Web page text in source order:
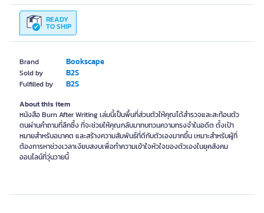
Brand Bookscape
Sold by B2S
Fulfilled by B2S
READY
TO SHIP
About this item
หนังสือ Burn After Writing เล่มนี้เป็นพื้นที่ส่วนตัวให้คุณได้สำรวจและสะท้อนตัว
ตนผ่านคำถามที่ลึกซึ้ง ที่จะช่วยให้คุณกลับมาทบทวนความทรงจำในอดีต ตั้งเป้า
หมายสำหรับอนาคต และสร้างความสัมพันธ์ที่ดีกับตัวเองมากขึ้น เหมาะสำหรับผู้ที่
ต้องการหาช่วงเวลาเงียบสงบเพื่อทำความเข้าใจหัวใจของตัวเองในยุคสังคม
ออนไลน์ที่วุ่นวายนี้